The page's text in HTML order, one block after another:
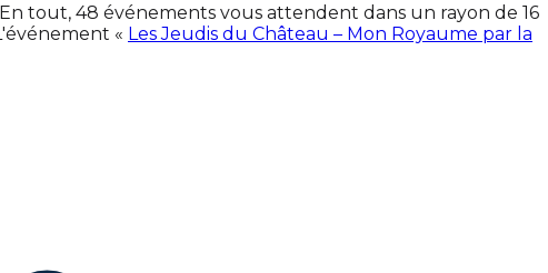
tout, 48 événements vous attendent dans un rayon de 16
« Les Jeudis du Château – Mon Royaume par la